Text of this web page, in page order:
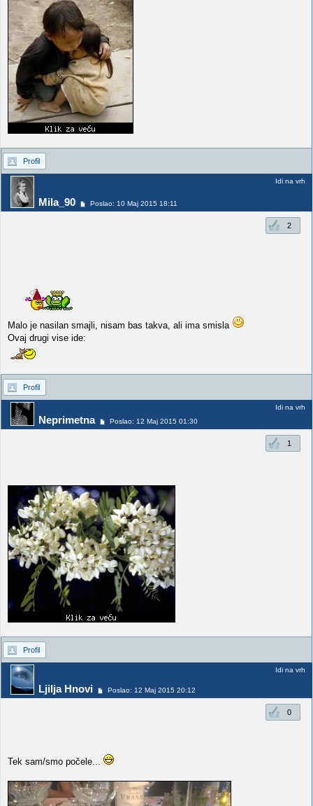
Profil
Mila_90 Poslao: 10 Maj 2015 18:11
Idi na vrh
2
Malo je nasilan smajli, nisam bas takva, ali ima smisla
Ovaj drugi vise ide:
Profil
Neprimetna Poslao: 12 Maj 2015 01:30
Idi na vrh
1
Profil
Ljilja Hnovi Poslao: 12 Maj 2015 20:12
Idi na vrh
0
Tek sam/smo počele...